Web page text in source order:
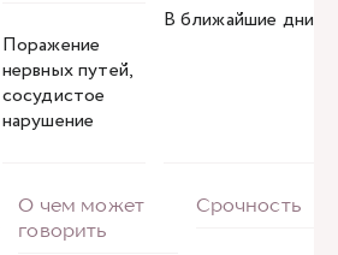
Поражение
нервных путей,
сосудистое
нарушение
В ближайшие дни